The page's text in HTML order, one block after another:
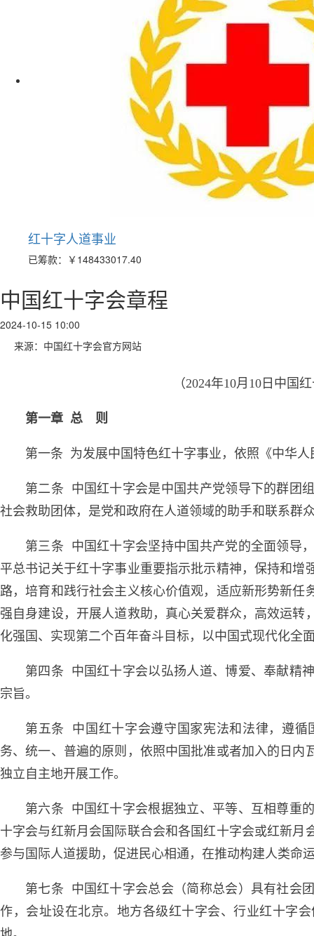
红十字人道事业
已筹款： ￥148433017.40
中国红十字会章程
2024-10-15 10:00
来源：中国红十字会官方网站
（2024年10月10日中国
第一章 总 则
第一条 为发展中国特色红十字事业，依照《中华
第二条 中国红十字会是中国共产党领导下的群团
社会救助团体，是党和政府在人道领域的助手和联系群
第三条 中国红十字会坚持中国共产党的全面领导
平总书记关于红十字事业重要指示批示精神，保持和
路，培育和践行社会主义核心价值观，适应新形势新
强自身建设，开展人道救助，真心关爱群众，高效运
化强国、实现第二个百年奋斗目标，以中国式现代化全
第四条 中国红十字会以弘扬人道、博爱、奉献精
宗旨。
第五条 中国红十字会遵守国家宪法和法律，遵
务、统一、普遍的原则，依照中国批准或者加入的日
独立自主地开展工作。
第六条 中国红十字会根据独立、平等、互相尊重
十字会与红新月会国际联合会和各国红十字会或红新
参与国际人道援助，促进民心相通，在推动构建人类命
第七条 中国红十字会总会（简称总会）具有社会
作，会址设在北京。地方各级红十字会、行业红十字